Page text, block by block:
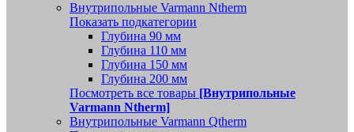
Внутрипольные Varmann Ntherm
Показать подкатегории
Глубина 90 мм
Глубина 110 мм
Глубина 150 мм
Глубина 200 мм
Посмотреть все товары [Внутрипольные
Varmann Ntherm]
Внутрипольные Varmann Qtherm